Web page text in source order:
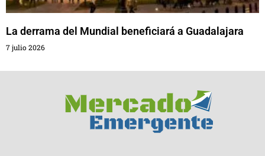
La derrama del Mundial beneficiará a Guadalajara
7 julio 2026